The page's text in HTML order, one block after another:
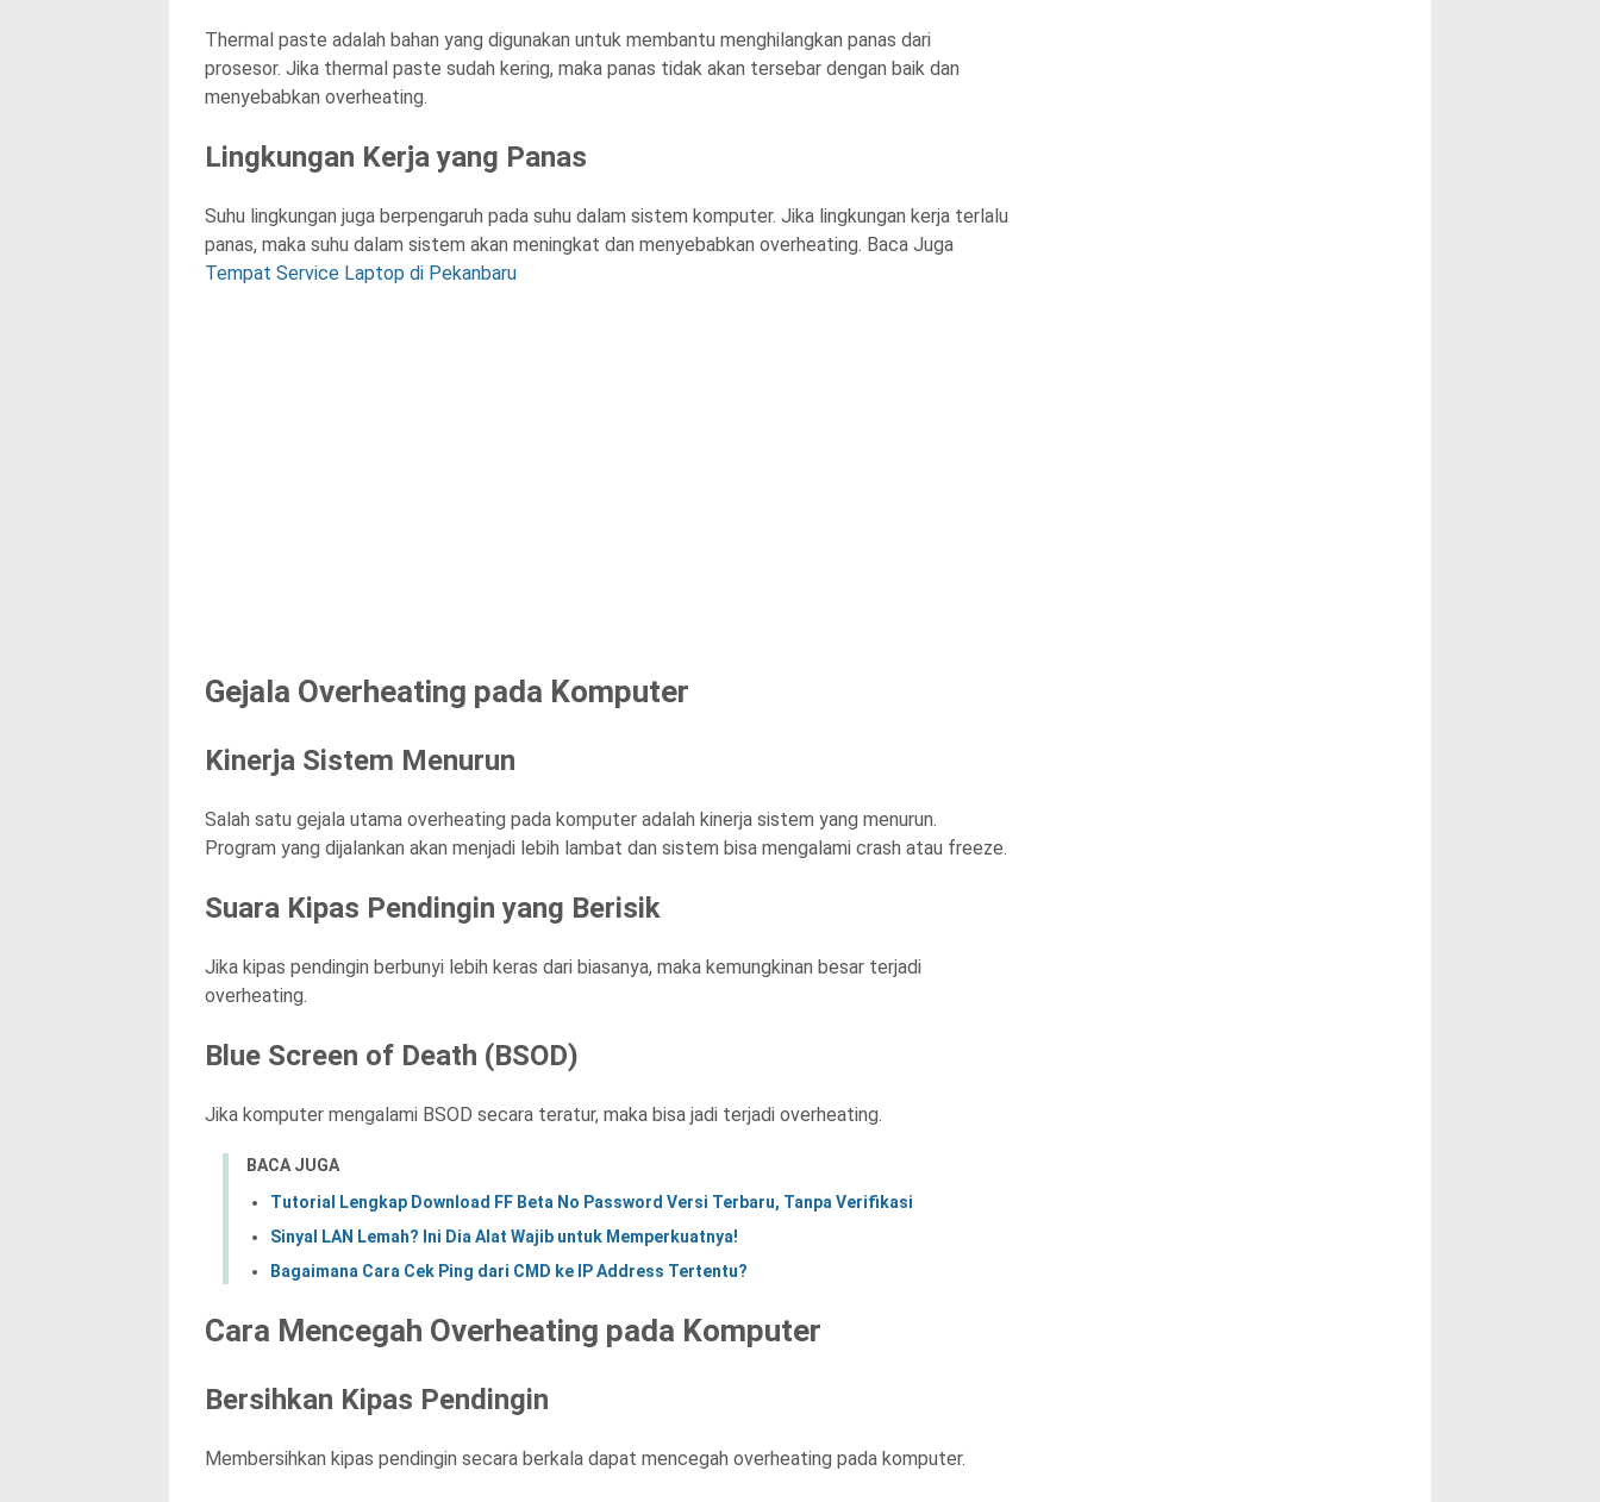
Thermal paste adalah bahan yang digunakan untuk membantu menghilangkan panas dari
prosesor. Jika thermal paste sudah kering, maka panas tidak akan tersebar dengan baik dan
menyebabkan overheating.
Lingkungan Kerja yang Panas
Suhu lingkungan juga berpengaruh pada suhu dalam sistem komputer. Jika lingkungan kerja terlalu
panas, maka suhu dalam sistem akan meningkat dan menyebabkan overheating. Baca Juga
Tempat Service Laptop di Pekanbaru
Gejala Overheating pada Komputer
Kinerja Sistem Menurun
Salah satu gejala utama overheating pada komputer adalah kinerja sistem yang menurun.
Program yang dijalankan akan menjadi lebih lambat dan sistem bisa mengalami crash atau freeze.
Suara Kipas Pendingin yang Berisik
Jika kipas pendingin berbunyi lebih keras dari biasanya, maka kemungkinan besar terjadi
overheating.
Blue Screen of Death (BSOD)
Jika komputer mengalami BSOD secara teratur, maka bisa jadi terjadi overheating.
BACA JUGA
Tutorial Lengkap Download FF Beta No Password Versi Terbaru, Tanpa Verifikasi
Sinyal LAN Lemah? Ini Dia Alat Wajib untuk Memperkuatnya!
Bagaimana Cara Cek Ping dari CMD ke IP Address Tertentu?
Cara Mencegah Overheating pada Komputer
Bersihkan Kipas Pendingin
Membersihkan kipas pendingin secara berkala dapat mencegah overheating pada komputer.